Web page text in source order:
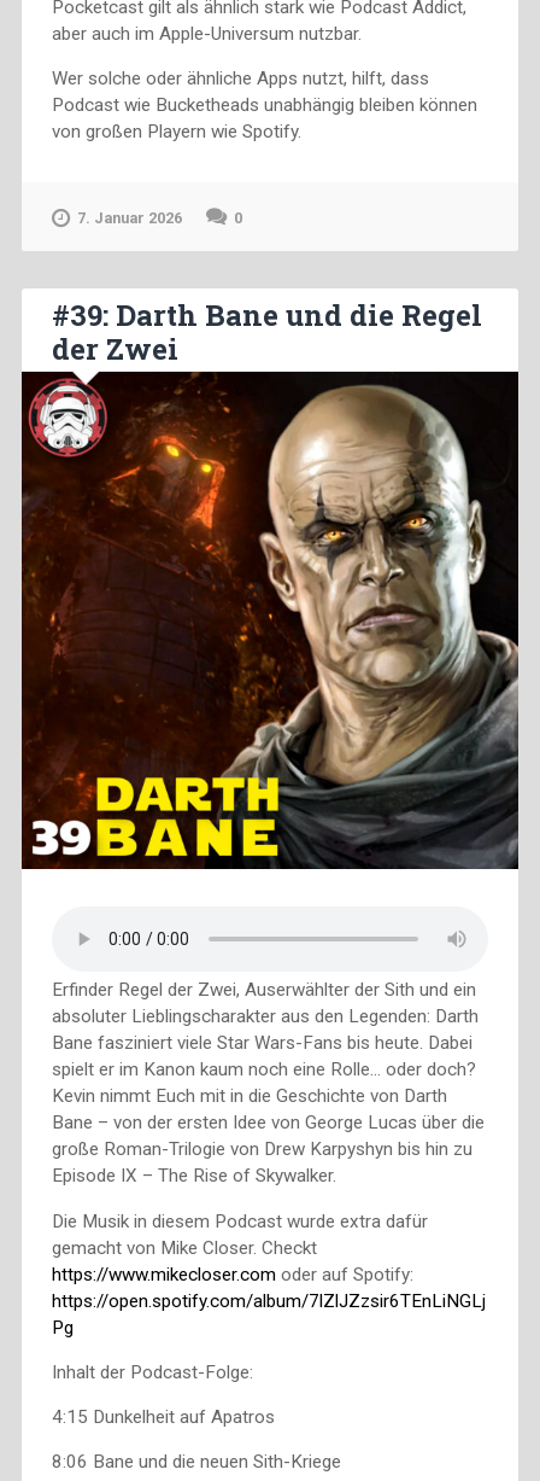
Pocketcast gilt als ähnlich stark wie Podcast Addict,
aber auch im Apple-Universum nutzbar.
Wer solche oder ähnliche Apps nutzt, hilft, dass
Podcast wie Bucketheads unabhängig bleiben können
von großen Playern wie Spotify.
7. Januar 2026 0
#39: Darth Bane und die Regel
der Zwei
Erfinder Regel der Zwei, Auserwählter der Sith und ein
absoluter Lieblingscharakter aus den Legenden: Darth
Bane fasziniert viele Star Wars-Fans bis heute. Dabei
spielt er im Kanon kaum noch eine Rolle… oder doch?
Kevin nimmt Euch mit in die Geschichte von Darth
Bane – von der ersten Idee von George Lucas über die
große Roman-Trilogie von Drew Karpyshyn bis hin zu
Episode IX – The Rise of Skywalker.
Die Musik in diesem Podcast wurde extra dafür
gemacht von Mike Closer. Checkt
https://www.mikecloser.comoder auf Spotify:
https://open.spotify.com/album/7lZlJZzsir6TEnLiNGLj
Pg
Inhalt der Podcast-Folge:
4:15 Dunkelheit auf Apatros
8:06 Bane und die neuen Sith-Kriege